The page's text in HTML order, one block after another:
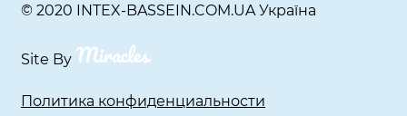
© 2020 INTEX-BASSEIN.COM.UA Україна
Site By
Политика конфиденциальности